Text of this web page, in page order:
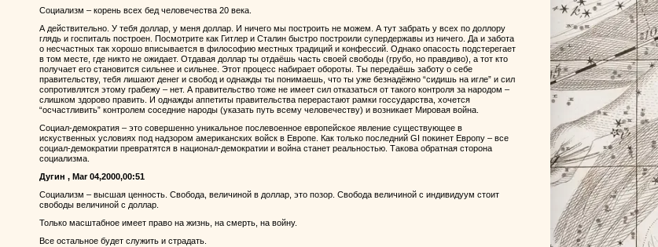
Социализм – корень всех бед человечества 20 века.
А действительно. У тебя доллар, у меня доллар. И ничего мы построить не можем. А тут забрать у всех по доллору
глядь и госпиталь построен. Посмотрите как Гитлер и Сталин быстро построили супердержавы из ничего. Да и забота
о несчастных так хорошо вписывается в философию местных традиций и конфессий. Однако опасость подстерегает
в том месте, где никто не ожидает. Отдавая доллар ты отдаёшь часть своей свободы (грубо, но правдиво), а тот кто
получает его становится сильнее и сильнее. Этот процесс набирает обороты. Ты передаёшь заботу о себе
правительству, тебя лишают денег и свобод и однажды ты понимаешь, что ты уже безнадёжно “сидишь на игле” и сил
сопротивлятся этому грабежу – нет. А правительство тоже не имеет сил отказаться от такого контроля за народом –
слишком здорово править. И однажды аппетиты правительства перерастают рамки госсударства, хочется
“осчастливить” контролем соседние народы (указать путь всему человечеству) и возникает Мировая война.
Социал-демократия – это совершенно уникальное послевоенное европейское явление существующее в
искуственных условиях под надзором американских войск в Европе. Как только последний GI покинет Европу – все
социал-демократии превратятся в национал-демократии и война станет реальностью. Такова обратная сторона
социализма.
Дугин , Mar 04,2000,00:51
Социализм – высшая ценность. Свобода, величиной в доллар, это позор. Свобода величиной с индивидуум стоит
свободы величиной с доллар.
Только масштабное имеет право на жизнь, на смерть, на войну.
Все остальное будет служить и страдать.